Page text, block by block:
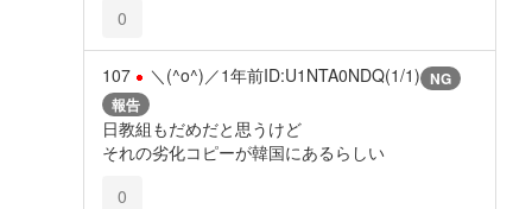
0
107 ＼(^o^)／1年前ID:U1NTA0NDQ(1/1) NG
報告
日教組もだめだと思うけど
それの劣化コピーが韓国にあるらしい
0